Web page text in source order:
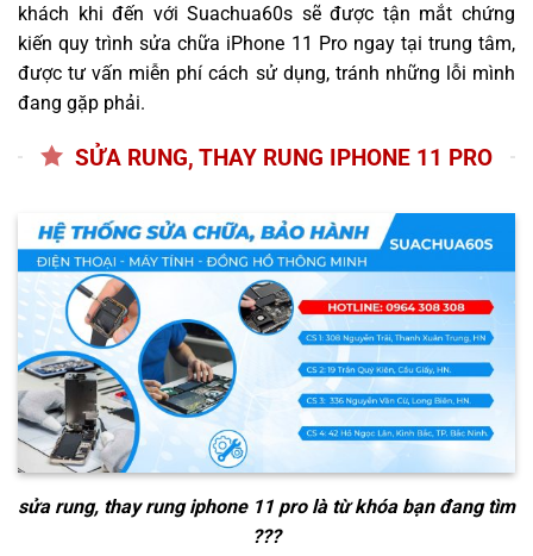
khách khi đến với Suachua60s sẽ được tận mắt chứng
kiến quy trình sửa chữa iPhone 11 Pro ngay tại trung tâm,
được tư vấn miễn phí cách sử dụng, tránh những lỗi mình
đang gặp phải.
SỬA RUNG, THAY RUNG IPHONE 11 PRO
sửa rung, thay rung iphone 11 prolà từ khóa bạn đang tìm
???